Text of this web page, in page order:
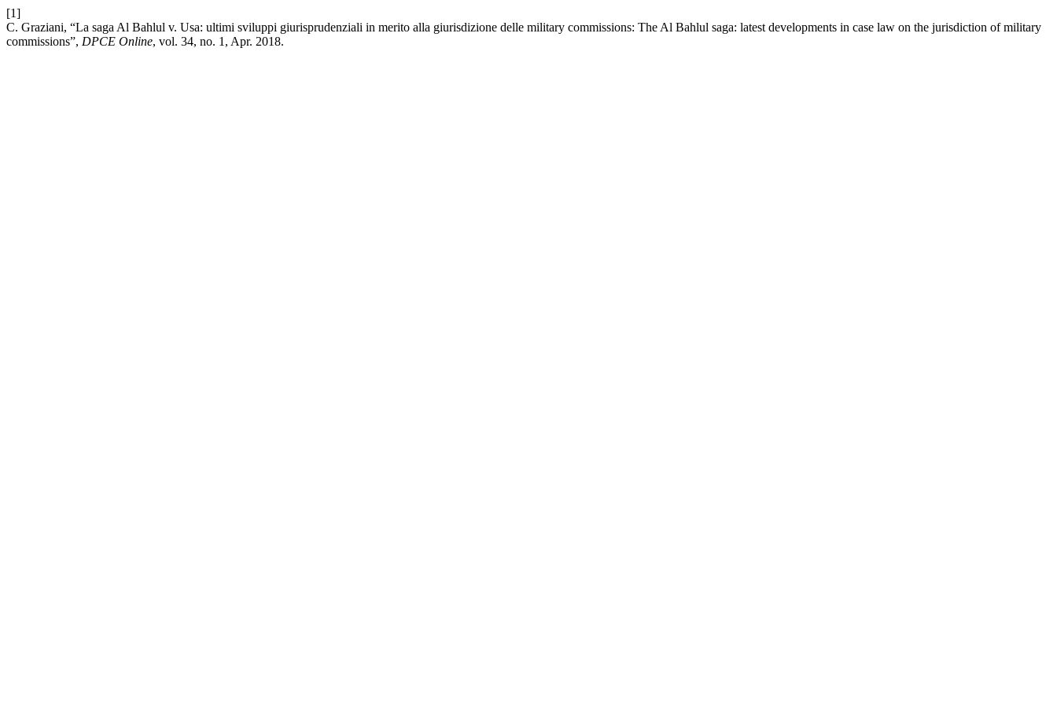
[1]
C. Graziani, “La saga Al Bahlul v. Usa: ultimi sviluppi giurisprudenziali in merito alla giurisdizione delle military commissions: The Al Bahlul saga: latest developments in case law on the jurisdiction of military
commissions”, DPCE Online, vol. 34, no. 1, Apr. 2018.